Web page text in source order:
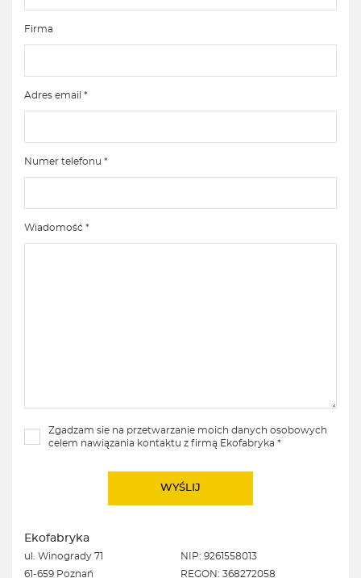
Firma
Adres email *
Numer telefonu *
Wiadomość *
Zgadzam sie na przetwarzanie moich danych osobowych
celem nawiązania kontaktu z firmą Ekofabryka *
Ekofabryka
ul. Winogrady 71
61-659 Poznań
NIP: 9261558013
REGON: 368272058